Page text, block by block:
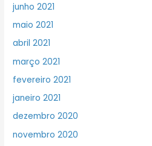
junho 2021
maio 2021
abril 2021
março 2021
fevereiro 2021
janeiro 2021
dezembro 2020
novembro 2020